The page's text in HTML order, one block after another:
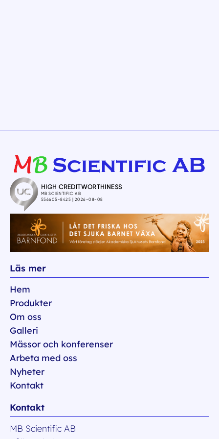
Läs mer
Hem
Produkter
Om oss
Galleri
Mässor och konferenser
Arbeta med oss
Nyheter
Kontakt
Kontakt
MB Scientific AB